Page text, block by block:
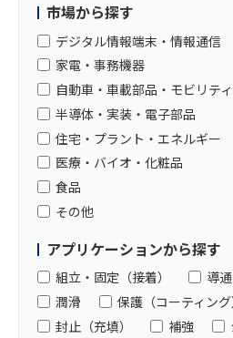
市場から探す
デジタル情報端末・情報通信
家電・事務機器
自動車・車載部品・モビリティ
半導体・実装・電子部品
住宅・プラント・エネルギー
医療・バイオ・化粧品
食品
その他
アプリケーションから探す
組立・固定（接着） 導通
潤滑
保護（コーティング
封止（充填）
補強